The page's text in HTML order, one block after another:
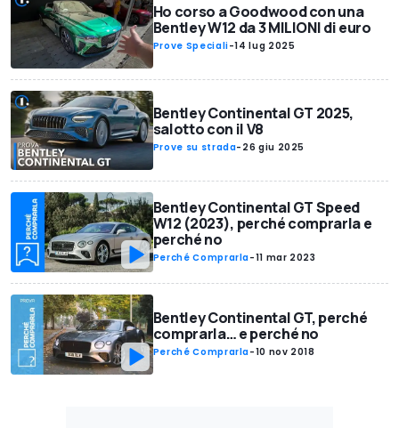
Ho corso a Goodwood con una
Bentley W12 da 3 MILIONI di euro
Prove Speciali-14 lug 2025
Bentley Continental GT 2025,
salotto con il V8
Prove su strada- 26 giu 2025
Bentley Continental GT Speed
W12 (2023), perché comprarla e
perché no
Perché Comprarla-11 mar 2023
Bentley Continental GT, perché
comprarla… e perché no
Perché Comprarla-10 nov 2018